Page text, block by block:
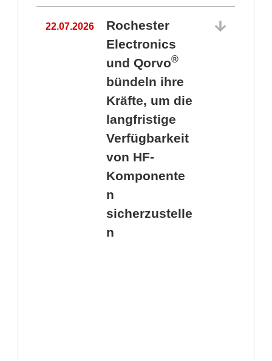
22.07.2026
Rochester
Electronics
und Qorvo®
bündeln ihre
Kräfte, um die
langfristige
Verfügbarkeit
von HF-
Komponente
n
sicherzustelle
n